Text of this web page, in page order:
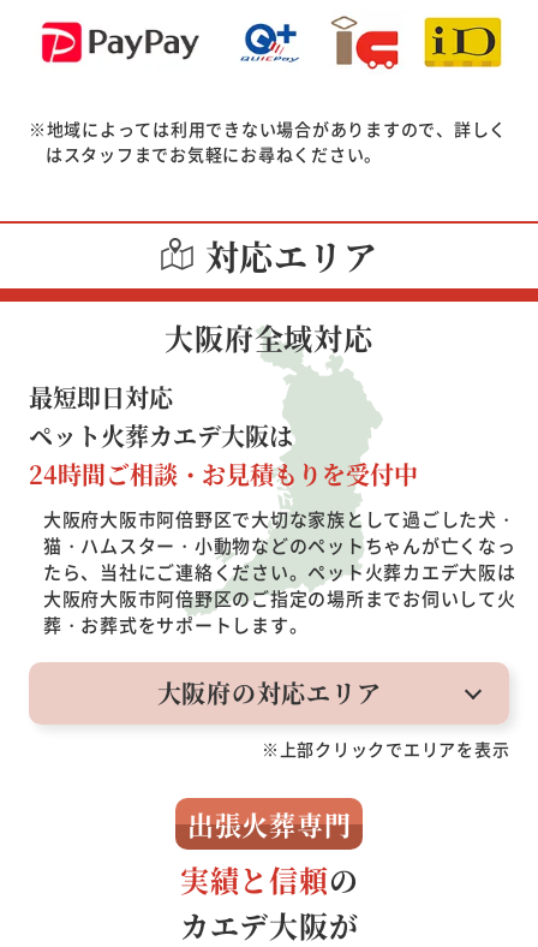
※地域によっては利用できない場合がありますので、詳しく
はスタッフまでお気軽にお尋ねください。
対応エリア
大阪府全域対応
最短即日対応
ペット火葬カエデ大阪は
24時間ご相談・お見積もりを受付中
大阪府大阪市阿倍野区で大切な家族として過ごした犬・
猫・ハムスター・小動物などのペットちゃんが亡くなっ
たら、当社にご連絡ください。 ペット火葬カエデ大阪は
大阪府大阪市阿倍野区のご指定の場所までお伺いして火
葬・お葬式をサポートします。
大阪府の対応エリア
※上部クリックでエリアを表示
出張火葬専門
実績と信頼の
カエデ大阪が